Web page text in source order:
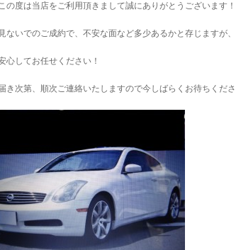
の度は当店をご利用頂きまして誠にありがとうございます！
ないでのご成約で、不安な面など多少あるかと存じますが、
心してお任せください！
き次第、順次ご連絡いたしますので今しばらくお待ちくださ